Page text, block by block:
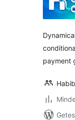
payment